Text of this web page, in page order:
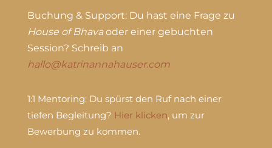
Buchung & Support:Du hast eine Frage zu
House of Bhavaoder einer gebuchten
Session? Schreib an
hallo@katrinannahauser.com
1:1 Mentoring:Du spürst den Ruf nach einer
tiefen Begleitung? Hier klicken, um zur
Bewerbung zu kommen.